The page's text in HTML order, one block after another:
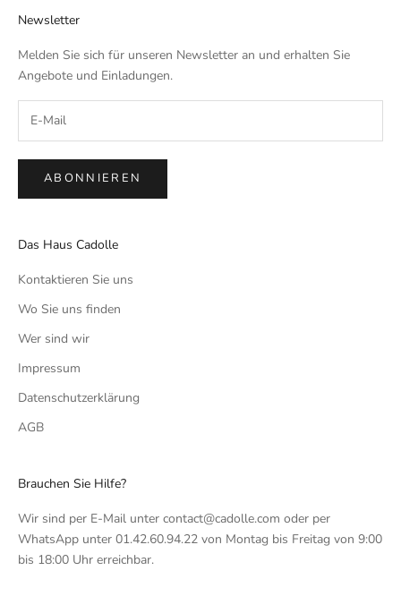
Newsletter
Melden Sie sich für unseren Newsletter an und erhalten Sie
Angebote und Einladungen.
ABONNIEREN
Das Haus Cadolle
Kontaktieren Sie uns
Wo Sie uns finden
Wer sind wir
Impressum
Datenschutzerklärung
AGB
Brauchen Sie Hilfe?
Wir sind per E-Mail unter contact@cadolle.com oder per
WhatsApp unter 01.42.60.94.22 von Montag bis Freitag von 9:00
bis 18:00 Uhr erreichbar.